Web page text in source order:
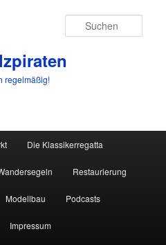
regelmäßig!
Die Klassikerregatta
Restaurierung
Modellbau Podcasts
Impressum